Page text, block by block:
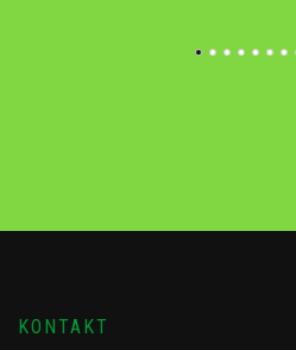
KONTAKT